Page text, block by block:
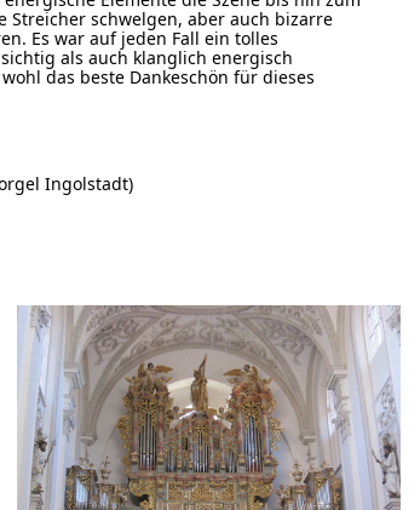
schwelgen, aber auch bizarre
Es war auf jeden Fall ein tolles
als auch klanglich energisch
das beste Dankeschön für dieses
Ingolstadt)